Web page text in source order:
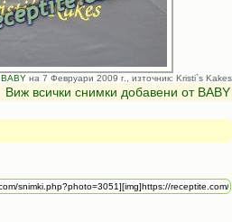
BABY на 7 Февруари 2009 г., източник: Kristi`s Kakes
Виж всички снимки добавени от BABY